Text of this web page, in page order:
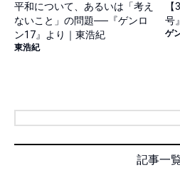
平和について、あるいは「考え
ないこと」の問題──『ゲンロ
ン17』より｜東浩紀
東浩紀
号
ゲ
記事一